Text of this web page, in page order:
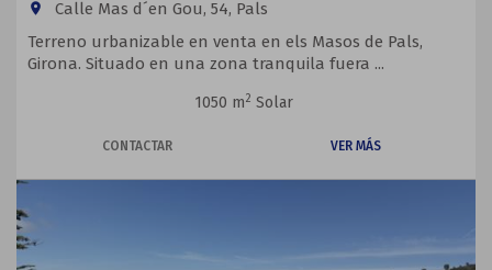
room
Calle Mas d´en Gou, 54, Pals
Terreno urbanizable en venta en els Masos de Pals,
Girona. Situado en una zona tranquila fuera ...
1050 m2 Solar
CONTACTAR VER MÁS